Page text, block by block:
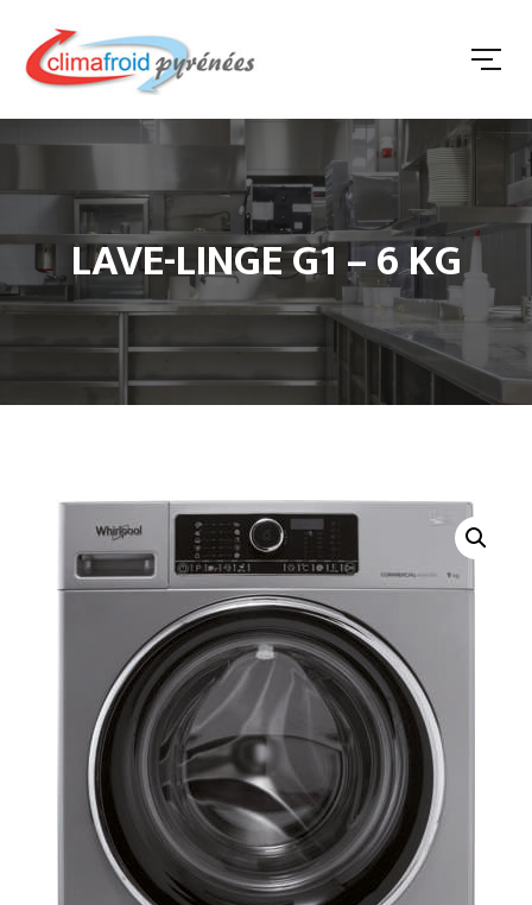
LAVE-LINGE G1 – 6 KG